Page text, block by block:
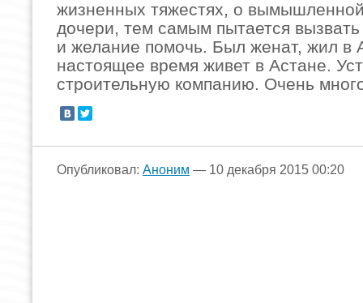
жизненных тяжестях, о
дочери, тем самым пытается
и желание помочь. Был женат, жил в
настоящее время живет в Астане.
строительную компанию. Очень
Опубликовал: Аноним — 10 декабря 2015 00:20